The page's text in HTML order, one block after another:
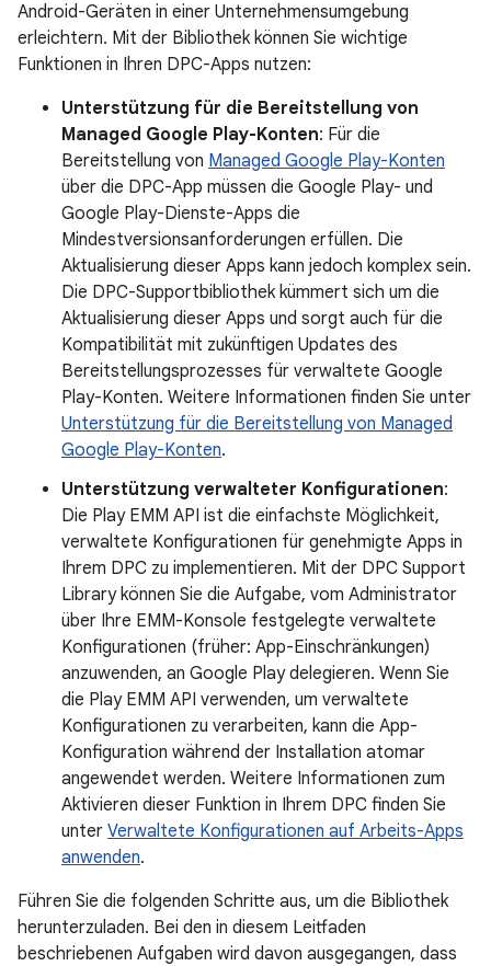
Android-Geräten in einer Unternehmensumgebung
erleichtern. Mit der Bibliothek können Sie wichtige
Funktionen in Ihren DPC-Apps nutzen:
Unterstützung für die Bereitstellung von
Managed Google Play-Konten: Für die
Bereitstellung von Managed Google Play-Konten
über die DPC-App müssen die Google Play- und
Google Play-Dienste-Apps die
Mindestversionsanforderungen erfüllen. Die
Aktualisierung dieser Apps kann jedoch komplex sein.
Die DPC-Supportbibliothek kümmert sich um die
Aktualisierung dieser Apps und sorgt auch für die
Kompatibilität mit zukünftigen Updates des
Bereitstellungsprozesses für verwaltete Google
Play-Konten. Weitere Informationen finden Sie unter
Unterstützung für die Bereitstellung von Managed
Google Play-Konten.
Unterstützung verwalteter Konfigurationen:
Die Play EMM API ist die einfachste Möglichkeit,
verwaltete Konfigurationen für genehmigte Apps in
Ihrem DPC zu implementieren. Mit der DPC Support
Library können Sie die Aufgabe, vom Administrator
über Ihre EMM-Konsole festgelegte verwaltete
Konfigurationen (früher: App-Einschränkungen)
anzuwenden, an Google Play delegieren. Wenn Sie
die Play EMM API verwenden, um verwaltete
Konfigurationen zu verarbeiten, kann die App-
Konfiguration während der Installation atomar
angewendet werden. Weitere Informationen zum
Aktivieren dieser Funktion in Ihrem DPC finden Sie
unter Verwaltete Konfigurationen auf Arbeits-Apps
anwenden.
Führen Sie die folgenden Schritte aus, um die Bibliothek
herunterzuladen. Bei den in diesem Leitfaden
beschriebenen Aufgaben wird davon ausgegangen, dass